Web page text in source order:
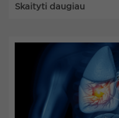
Skaityti daugiau